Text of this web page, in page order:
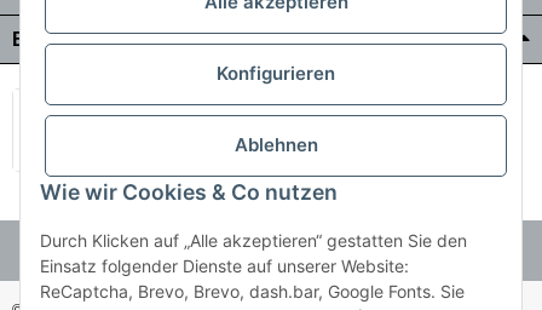
Bezahlung & Versand
Konfigurieren
Ablehnen
Wie wir Cookies & Co nutzen
Durch Klicken auf „Alle akzeptieren“ gestatten Sie den
Einsatz folgender Dienste auf unserer Website:
ReCaptcha, Brevo, Brevo, dash.bar, Google Fonts. Sie